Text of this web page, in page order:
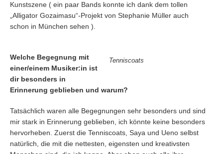
Kunstszene ( ein paar Bands konnte ich dank dem tollen
„Alligator Gozaimasu“-Projekt von Stephanie Müller auch
schon in München sehen ).
Tenniscoats
Welche Begegnung mit
einer/einem Musiker:in ist
dir besonders in
Erinnerung geblieben und warum?
Tatsächlich waren alle Begegnungen sehr besonders und sind
mir stark in Erinnerung geblieben, ich könnte keine besonders
hervorheben. Zuerst die Tenniscoats, Saya und Ueno selbst
natürlich, die mit die nettesten, eigensten und kreativsten